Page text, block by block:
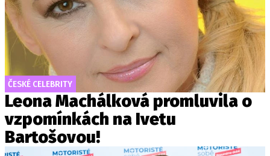
ČESKÉ CELEBRITY
Leona Machálková promluvila o
vzpomínkách na Ivetu
Bartošovou!